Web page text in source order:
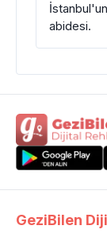
abidesi.
GeziBilen